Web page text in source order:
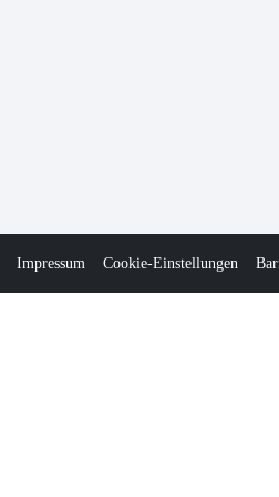
Impressum Cookie-Einstellungen